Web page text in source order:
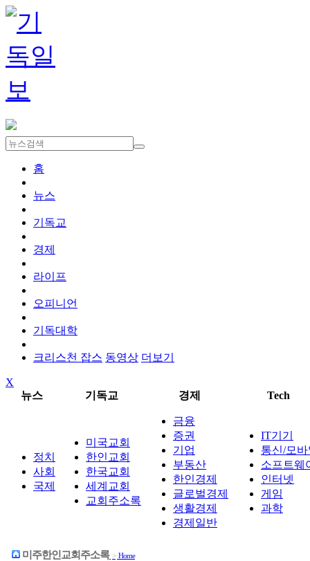
홈
뉴스
기독교
경제
라이프
오피니언
기독대학
크리스천 잡스 동영상 더보기
X
뉴스
기독교 경제 Tech
정치
사회
국제
미국교회
한인교회
한국교회
세계교회
교회주소록
금융
증권
기업
부동산
한인경제
글로벌경제
생활경제
경제일반
IT기기
통신/모
소프트웨
인터넷
게임
과학
미주한인교회주소록 > Home